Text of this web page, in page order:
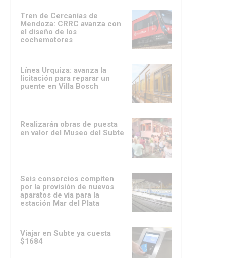
Tren de Cercanías de
Mendoza: CRRC avanza con
el diseño de los
cochemotores
Línea Urquiza: avanza la
licitación para reparar un
puente en Villa Bosch
Realizarán obras de puesta
en valor del Museo del Subte
Seis consorcios compiten
por la provisión de nuevos
aparatos de vía para la
estación Mar del Plata
Viajar en Subte ya cuesta
$1684